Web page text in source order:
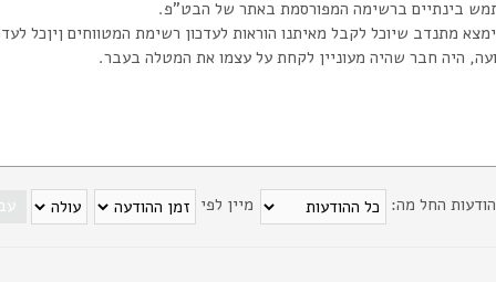
בינתיים ברשימה המפורסמת באתר של הבט"פ.
מתנדב שיוכל לקבל מאיתנו הוראות לעדכון רשימת המטווחים ןיןכל
היה חבר שהיה מעוניין לקחת על עצמו את המטלה בעבר.
החל מה: מיין לפי